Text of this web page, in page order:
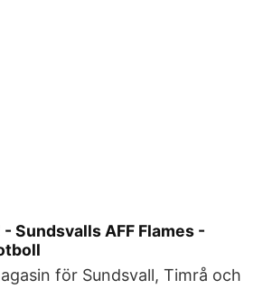
Sundsvalls AFF Flames -
för Sundsvall, Timrå och